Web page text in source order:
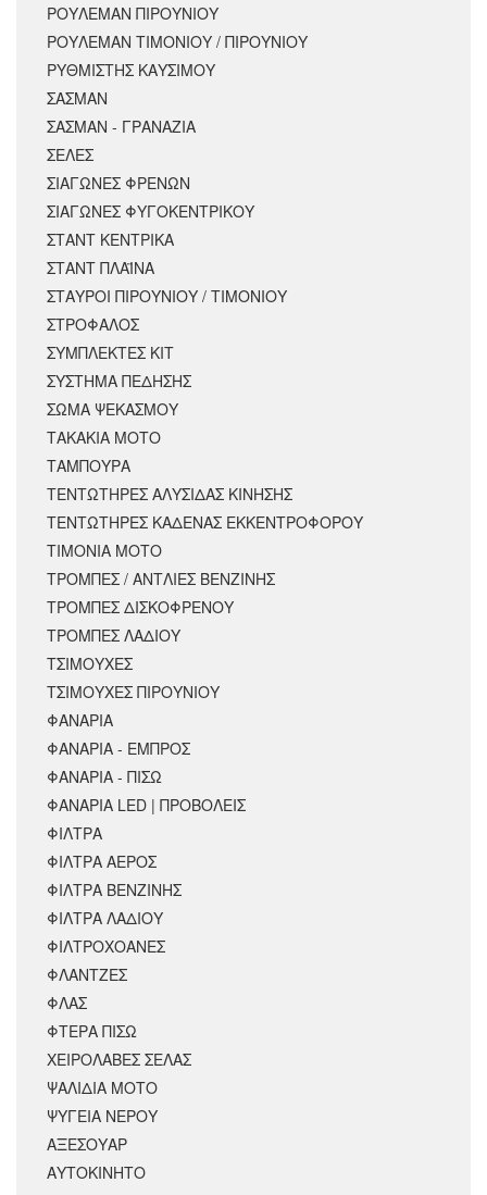
ΡΟΥΛΕΜΑΝ ΠΙΡΟΥΝΙΟΥ
ΡΟΥΛΕΜΑΝ ΤΙΜΟΝΙΟΥ / ΠΙΡΟΥΝΙΟΥ
ΡΥΘΜΙΣΤΗΣ ΚΑΥΣΙΜΟΥ
ΣΑΣΜΑΝ
ΣΑΣΜΑΝ - ΓΡΑΝΑΖΙΑ
ΣΕΛΕΣ
ΣΙΑΓΩΝΕΣ ΦΡΕΝΩΝ
ΣΙΑΓΩΝΕΣ ΦΥΓΟΚΕΝΤΡΙΚΟΥ
ΣΤΑΝΤ ΚΕΝΤΡΙΚΑ
ΣΤΑΝΤ ΠΛΑΪΝΑ
ΣΤΑΥΡΟΙ ΠΙΡΟΥΝΙΟΥ / ΤΙΜΟΝΙΟΥ
ΣΤΡΟΦΑΛΟΣ
ΣΥΜΠΛΕΚΤΕΣ ΚΙΤ
ΣΥΣΤΗΜΑ ΠΕΔΗΣΗΣ
ΣΩΜΑ ΨΕΚΑΣΜΟΥ
ΤΑΚΑΚΙΑ ΜΟΤΟ
ΤΑΜΠΟΥΡΑ
ΤΕΝΤΩΤΗΡΕΣ ΑΛΥΣΙΔΑΣ ΚΙΝΗΣΗΣ
ΤΕΝΤΩΤΗΡΕΣ ΚΑΔΕΝΑΣ ΕΚΚΕΝΤΡΟΦΟΡΟΥ
ΤΙΜΟΝΙΑ ΜΟΤΟ
ΤΡΟΜΠΕΣ / ΑΝΤΛΙΕΣ ΒΕΝΖΙΝΗΣ
ΤΡΟΜΠΕΣ ΔΙΣΚΟΦΡΕΝΟΥ
ΤΡΟΜΠΕΣ ΛΑΔΙΟΥ
ΤΣΙΜΟΥΧΕΣ
ΤΣΙΜΟΥΧΕΣ ΠΙΡΟΥΝΙΟΥ
ΦΑΝΑΡΙΑ
ΦΑΝΑΡΙΑ - ΕΜΠΡΟΣ
ΦΑΝΑΡΙΑ - ΠΙΣΩ
ΦΑΝΑΡΙΑ LED | ΠΡΟΒΟΛΕΙΣ
ΦΙΛΤΡΑ
ΦΙΛΤΡΑ ΑΕΡΟΣ
ΦΙΛΤΡΑ ΒΕΝΖΙΝΗΣ
ΦΙΛΤΡΑ ΛΑΔΙΟΥ
ΦΙΛΤΡΟΧΟΑΝΕΣ
ΦΛΑΝΤΖΕΣ
ΦΛΑΣ
ΦΤΕΡΑ ΠΙΣΩ
ΧΕΙΡΟΛΑΒΕΣ ΣΕΛΑΣ
ΨΑΛΙΔΙΑ ΜΟΤΟ
ΨΥΓΕΙΑ ΝΕΡΟΥ
ΑΞΕΣΟΥΆΡ
ΑΥΤΟΚΙΝΗΤΟ